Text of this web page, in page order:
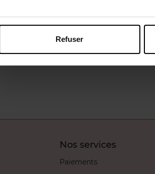
Refuser
Nos services
Paiements